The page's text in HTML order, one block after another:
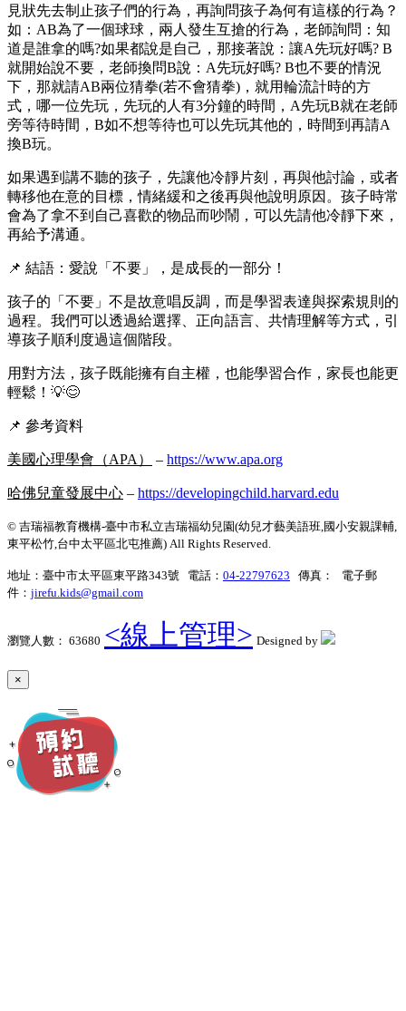
見狀先去制止孩子們的行為，再詢問孩子為何有這樣的行為？
如：AB為了一個球球，兩人發生互搶的行為，老師詢問：知
道是誰拿的嗎?如果都說是自己，那接著說：讓A先玩好嗎? B
就開始說不要，老師換問B說：A先玩好嗎? B也不要的情況
下，那就請AB兩位猜拳(若不會猜拳)，就用輪流計時的方
式，哪一位先玩，先玩的人有3分鐘的時間，A先玩B就在老師
旁等待時間，B如不想等待也可以先玩其他的，時間到再請A
換B玩。
如果遇到講不聽的孩子，先讓他冷靜片刻，再與他討論，或者
轉移他在意的目標，情緒緩和之後再與他說明原因。孩子時常
會為了拿不到自己喜歡的物品而吵鬧，可以先請他冷靜下來，
再給予溝通。
📌 結語：愛說「不要」，是成長的一部分！
孩子的「不要」不是故意唱反調，而是學習表達與探索規則的
過程。我們可以透過給選擇、正向語言、共情理解等方式，引
導孩子順利度過這個階段。
用對方法，孩子既能擁有自主權，也能學習合作，家長也能更
輕鬆！💡😊
📌 參考資料
美國心理學會（APA） – https://www.apa.org
哈佛兒童發展中心 – https://developingchild.harvard.edu
© 吉瑞福教育機構-臺中市私立吉瑞福幼兒園(幼兒才藝美語班,國小安親課輔,
東平松竹,台中太平區北屯推薦) All Rights Reserved.
地址：臺中市太平區東平路343號 電話： 04-22797623 傳真： 電子郵
件： jirefu.kids@gmail.com
瀏覽人數： 63680 <線上管理> Designed by
×